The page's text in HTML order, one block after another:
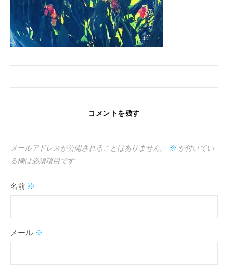
コメントを残す
メールアドレスが公開されることはありません。 ※が付いてい
る欄は必須項目です
名前 ※
メール ※